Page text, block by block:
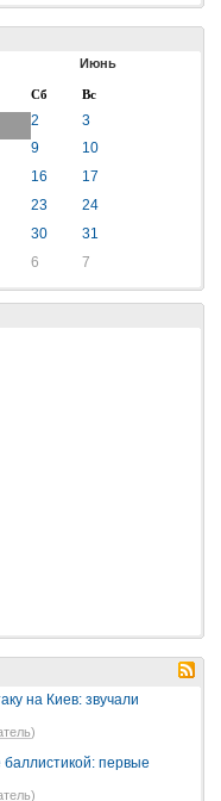
Июнь
Сб Вс
2
3
9
10
16
17
23
24
30
31
6 7
на Киев: звучали
)
первые
)